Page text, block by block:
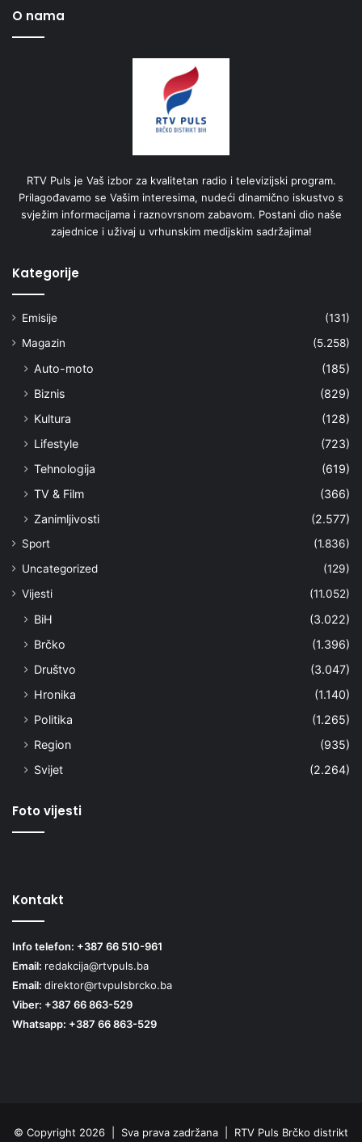
O nama
RTV Puls je Vaš izbor za kvalitetan radio i televizijski program.
Prilagođavamo se Vašim interesima, nudeći dinamično iskustvo s
svježim informacijama i raznovrsnom zabavom. Postani dio naše
zajednice i uživaj u vrhunskim medijskim sadržajima!
Kategorije
Emisije
(131)
Magazin
(5.258)
Auto-moto
(185)
Biznis
(829)
Kultura
(128)
Lifestyle
(723)
Tehnologija
(619)
TV & Film
(366)
Zanimljivosti
(2.577)
Sport
(1.836)
Uncategorized
(129)
Vijesti
(11.052)
BiH
(3.022)
Brčko
(1.396)
Društvo
(3.047)
Hronika
(1.140)
Politika
(1.265)
Region
(935)
Svijet
(2.264)
Foto vijesti
Kontakt
Info telefon: +387 66 510-961
Email: redakcija@rtvpuls.ba
Email: direktor@rtvpulsbrcko.ba
Viber: +387 66 863-529
Whatsapp: +387 66 863-529
© Copyright 2026 | Sva prava zadržana | RTV Puls Brčko distrikt